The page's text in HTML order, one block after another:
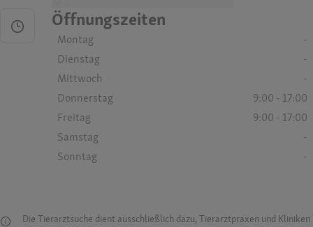
Öffnungszeiten
Montag
-
Dienstag
-
Mittwoch
-
Donnerstag
9:00 - 17:00
Freitag
9:00 - 17:00
Samstag
-
Sonntag
-
Die Tierarztsuche dient ausschließlich dazu, Tierarztpraxen und Kliniken